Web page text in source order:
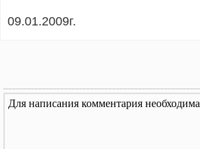
09.01.2009г.
Для написания комментария необходима